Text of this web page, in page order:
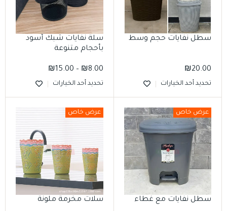
سطل نفايات حجم وسط
₪20.00
تحديد أحد الخيارات
سلة نفايات شبك أسود
بأحجام متنوعة
₪8.00
–
₪15.00
تحديد أحد الخيارات
سطل نفايات مع غطاء
عرض خاص
سلات مخرمة ملونة
عرض خاص